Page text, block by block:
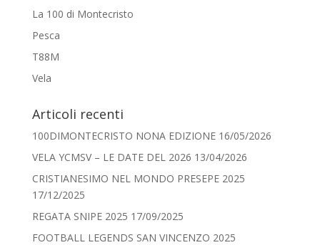
La 100 di Montecristo
Pesca
T88M
Vela
Articoli recenti
100DIMONTECRISTO NONA EDIZIONE 16/05/2026
VELA YCMSV – LE DATE DEL 2026 13/04/2026
CRISTIANESIMO NEL MONDO PRESEPE 2025
17/12/2025
REGATA SNIPE 2025 17/09/2025
FOOTBALL LEGENDS SAN VINCENZO 2025